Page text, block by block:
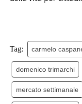
Tag: carmelo
domenico trimarchi
mercato settimanale